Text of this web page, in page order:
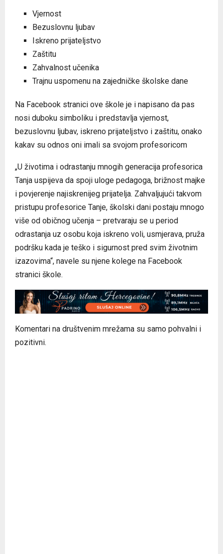
Vjernost
Bezuslovnu ljubav
Iskreno prijateljstvo
Zaštitu
Zahvalnost učenika
Trajnu uspomenu na zajedničke školske dane
Na Facebook stranici ove škole je i napisano da pas
nosi duboku simboliku i predstavlja vjernost,
bezuslovnu ljubav, iskreno prijateljstvo i zaštitu, onako
kakav su odnos oni imali sa svojom profesoricom
„U životima i odrastanju mnogih generacija profesorica
Tanja uspijeva da spoji uloge pedagoga, brižnost majke
i povjerenje najiskrenijeg prijatelja. Zahvaljujući takvom
pristupu profesorice Tanje, školski dani postaju mnogo
više od običnog učenja – pretvaraju se u period
odrastanja uz osobu koja iskreno voli, usmjerava, pruža
podršku kada je teško i sigurnost pred svim životnim
izazovima“, navele su njene kolege na Facebook
stranici škole.
Komentari na društvenim mrežama su samo pohvalni i
pozitivni.